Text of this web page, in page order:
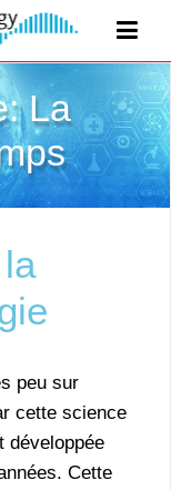
La
peu sur
cette science
développée
Cette